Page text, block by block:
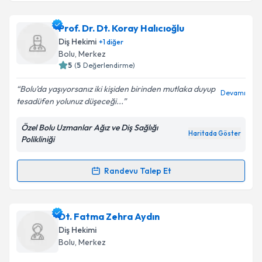
Takvim Talebini Gönder
Dr. Dt. Numan Tatariçin randevu takvimi talebi
oluşturun. Size bu uzmandan randevu almanız için bir
takvim hazırlandığında e-posta ile bilgilendireceğiz.
Kişisel verilerimin işlenmesine ilişkin
Aydınlatma
Prof. Dr. Dt. Koray Halıcıoğlu
Diş Hekimi +1diğer
Bolu, Merkez
5 (5 Değerlendirme)
Bolu’da yaşıyorsanız iki kişiden birinden mutlaka duyup
tesadüfen yolunuz düşeceği...
Devamı
Özel Bolu Uzmanlar Ağız ve Diş Sağlığı
Polikliniği
Haritada Göster
Randevu Talep Et
Randevu Takvimi Talebi
Prof. Dr. Dt. Koray Halıcıoğluiçin randevu takvimi
talebi oluşturun. Size bu uzmandan randevu almanız
için bir takvim hazırlandığında e-posta ile
Dt. Fatma Zehra Aydın
Diş Hekimi
Bolu, Merkez